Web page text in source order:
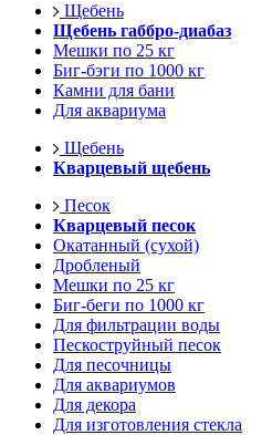
Щебень
Щебень габбро-диабаз
Мешки по 25 кг
Биг-бэги по 1000 кг
Камни для бани
Для аквариума
Щебень
Кварцевый щебень
Песок
Кварцевый песок
Окатанный (сухой)
Дробленый
Мешки по 25 кг
Биг-беги по 1000 кг
Для фильтрации воды
Пескоструйный песок
Для песочницы
Для аквариумов
Для декора
Для изготовления стекла